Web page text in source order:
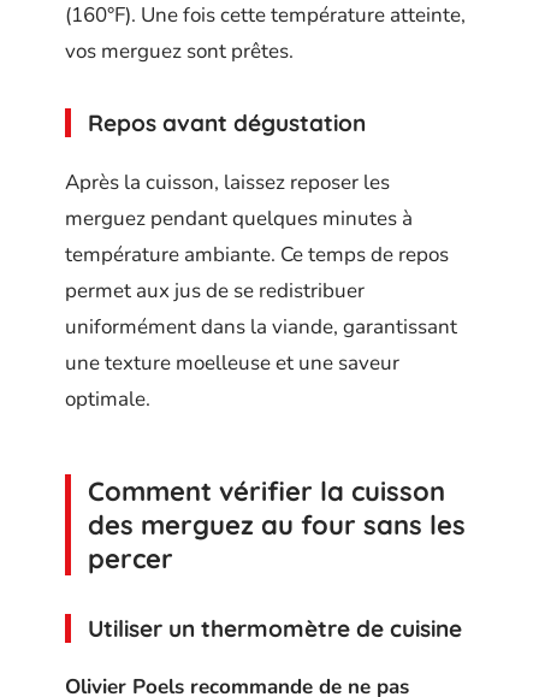
(160°F). Une fois cette température atteinte,
vos merguez sont prêtes.
Repos avant dégustation
Après la cuisson, laissez reposer les
merguez pendant quelques minutes à
température ambiante. Ce temps de repos
permet aux jus de se redistribuer
uniformément dans la viande, garantissant
une texture moelleuse et une saveur
optimale.
Comment vérifier la cuisson
des merguez au four sans les
percer
Utiliser un thermomètre de cuisine
Olivier Poels recommande de ne pas